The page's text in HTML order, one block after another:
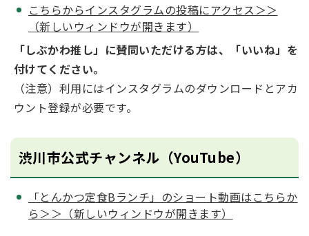
こちらからインスタグラムの投稿にアクセス＞＞
（新しいウィンドウが開きます）
「しぶかわ推し」に賛同いただける方は、「いいね」を
付けてください。
（注意）利用にはインスタグラムのダウンロードとアカ
ウント登録が必要です。
渋川市公式チャンネル（YouTube）
「とんかつ定食Bランチ」のショート動画はこちらか
ら＞＞（新しいウィンドウが開きます）